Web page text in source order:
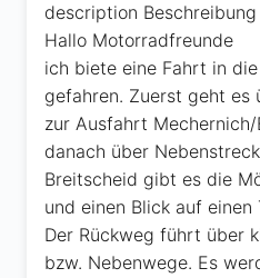
description Beschreibung
Hallo Motorradfreunde
ich biete eine Fahrt in
gefahren. Zuerst geht es
zur Ausfahrt
danach über
Breitscheid gibt es die
und einen Blick auf einen
Der Rückweg führt über
bzw. Nebenwege. Es